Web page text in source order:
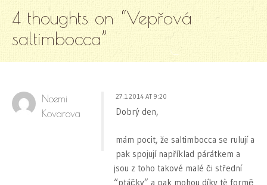
4 thoughts on “Vepřová
saltimbocca”
Noemi
Kovarova
27.1.2014 AT 9:20
Dobrý den,
mám pocit, že saltimbocca se rulují a
pak spojují například párátkem a
jsou z toho takové malé či střední
“ptáčky” a pak mohou díky tè formě